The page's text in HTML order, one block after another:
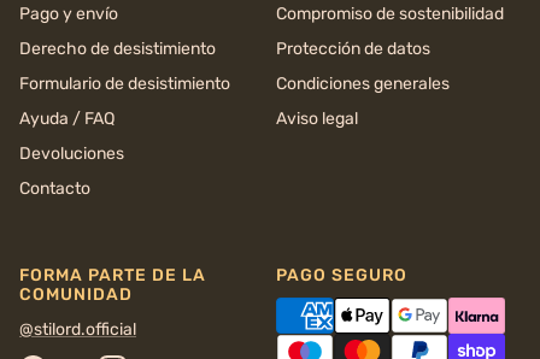
Pago y envío
Derecho de desistimiento
Formulario de desistimiento
Ayuda / FAQ
Devoluciones
Contacto
Compromiso de sostenibilidad
Protección de datos
Condiciones generales
Aviso legal
FORMA PARTE DE LA
COMUNIDAD
@stilord.official
PAGO SEGURO